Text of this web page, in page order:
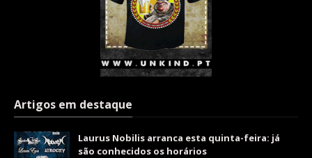
Artigos em destaque
Laurus Nobilis arranca esta quinta-feira: já
são conhecidos os horários